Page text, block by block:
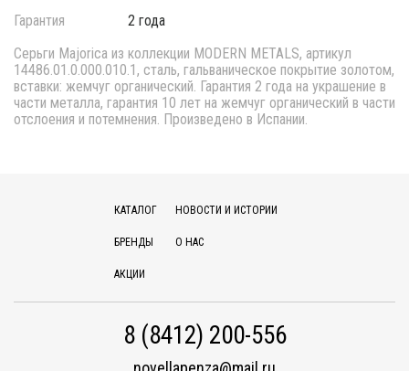
Гарантия
2 года
Серьги Majorica из коллекции MODERN METALS, артикул
14486.01.0.000.010.1, сталь, гальваническое покрытие золотом,
вставки: жемчуг органический. Гарантия 2 года на украшение в
части металла, гарантия 10 лет на жемчуг органический в части
отслоения и потемнения. Произведено в Испании.
КАТАЛОГ
БРЕНДЫ
АКЦИИ
НОВОСТИ И ИСТОРИИ
О НАС
8 (8412) 200-556